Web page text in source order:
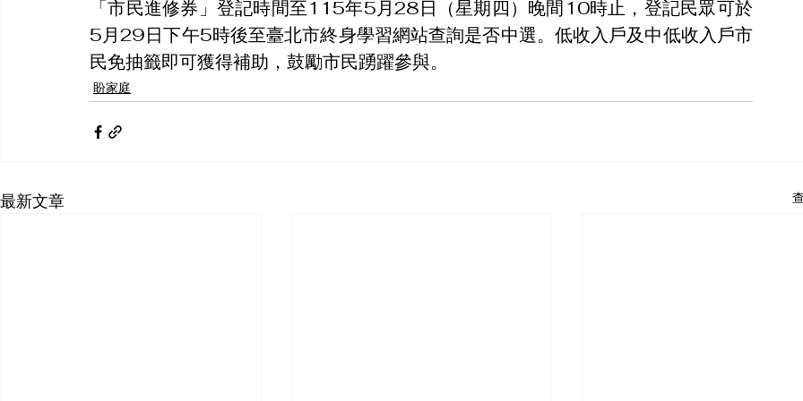
「市民進修券」登記時間至115年5月28日（星期四）晚間10時止，登記民眾可於
5月29日下午5時後至臺北市終身學習網站查詢是否中選。低收入戶及中低收入戶市
民免抽籤即可獲得補助，鼓勵市民踴躍參與。
盼家庭
最新文章